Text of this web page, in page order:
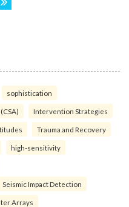
sophistication
Intervention Strategies
Trauma and Recovery
high-sensitivity
Seismic Impact Detection
Arrays